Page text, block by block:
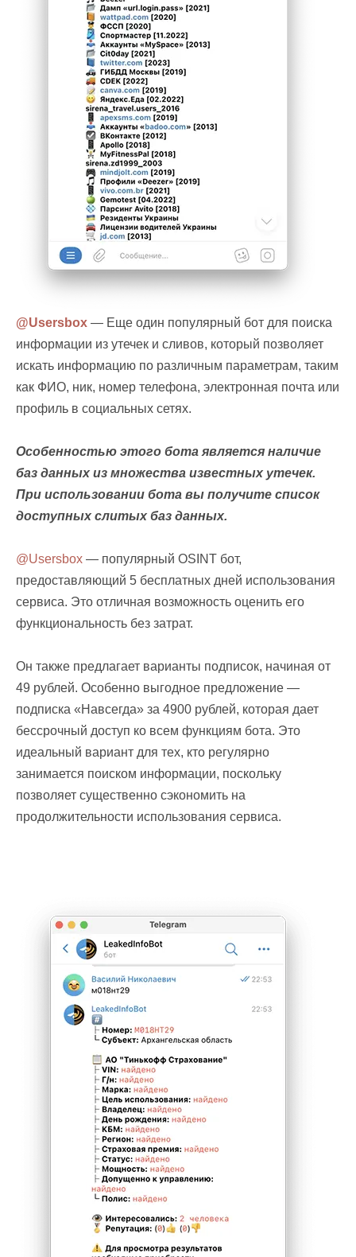
@Usersbox — Еще один популярный бот для поиска
информации из утечек и сливов, который позволяет
искать информацию по различным параметрам, таким
как ФИО, ник, номер телефона, электронная почта или
профиль в социальных сетях.
Особенностью этого бота является наличие
баз данных из множества известных утечек.
При использовании бота вы получите список
доступных слитых баз данных.
@Usersbox — популярный OSINT бот,
предоставляющий 5 бесплатных дней использования
сервиса. Это отличная возможность оценить его
функциональность без затрат.
Он также предлагает варианты подписок, начиная от
49 рублей. Особенно выгодное предложение —
подписка «Навсегда» за 4900 рублей, которая дает
бессрочный доступ ко всем функциям бота. Это
идеальный вариант для тех, кто регулярно
занимается поиском информации, поскольку
позволяет существенно сэкономить на
продолжительности использования сервиса.